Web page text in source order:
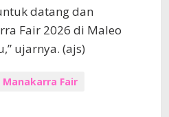
datang dan
Fair 2026 di Maleo
ujarnya. (ajs)
Manakarra Fair